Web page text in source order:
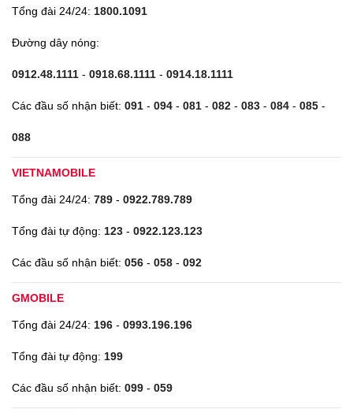
Tổng đài 24/24: 1800.1091
Đường dây nóng:
0912.48.1111 - 0918.68.1111 - 0914.18.1111
Các đầu số nhận biết: 091 - 094 - 081 - 082 - 083 - 084 - 085 -
088
VIETNAMOBILE
Tổng đài 24/24: 789 - 0922.789.789
Tổng đài tự động: 123 - 0922.123.123
Các đầu số nhận biết: 056 - 058 - 092
GMOBILE
Tổng đài 24/24: 196 - 0993.196.196
Tổng đài tự động: 199
Các đầu số nhận biết: 099 - 059